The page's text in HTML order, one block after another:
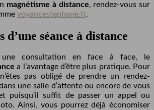
magnétisme à distance, rendez-vous sur
voyancestephane.fr.
d’une séance à distance
une consultation en face à face, le
a l’avantage d’être plus pratique. Pour
pas obligé de prendre un rendez-
une salle d’attente ou encore de vous
puisqu’il suffit de passer un appel ou
Ainsi, vous pourrez déjà économiser